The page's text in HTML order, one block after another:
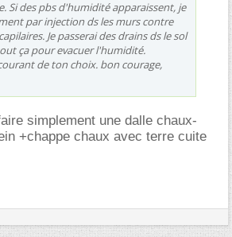
Si des pbs d'humidité apparaissent, je
par injection ds les murs contre
Je passerai des drains ds le sol
ça pour evacuer l'humidité.
de ton choix. bon courage,
simplement une dalle chaux-
+chappe chaux avec terre cuite